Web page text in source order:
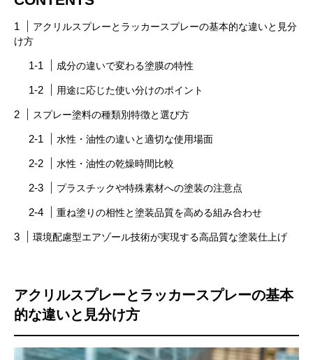
アクリルスプレーとラッカースプレーの基本的な違いと見分
け方
成分の違いで変わる塗膜の特性
用途に応じた使い分けのポイント
スプレー塗料の種類別特徴と選び方
水性・油性の違いと適切な使用場面
水性・油性の乾燥時間比較
プラスチックや特殊素材への塗装の注意点
重ね塗りの相性と塗装品質を高める組み合わせ
環境配慮型エアゾール技術が実現する高品質な塗装仕上げ
アクリルスプレーとラッカースプレーの基本
的な違いと見分け方